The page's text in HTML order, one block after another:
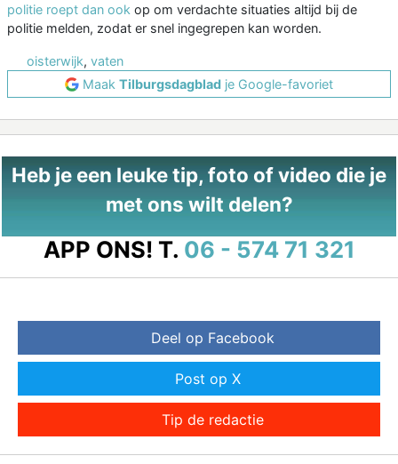
politie roept dan ook op om verdachte situaties altijd bij de
politie melden, zodat er snel ingegrepen kan worden.
oisterwijk, vaten
Maak Tilburgsdagblad je Google-favoriet
Heb je een leuke tip, foto of video die je
met ons wilt delen?
APP ONS! T. 06 - 574 71 321
Deel op Facebook
Post op X
Tip de redactie